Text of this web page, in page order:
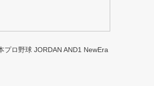
プロ野球 JORDAN AND1 NewEra